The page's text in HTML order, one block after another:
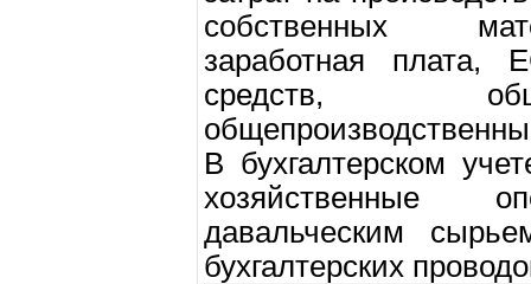
собственных
заработная плата,
средств,
В бухгалтерском
хозяйственные
давальческим
бухгалтерских